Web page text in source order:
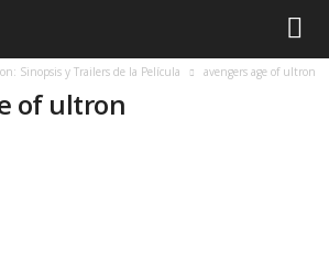
Sinopsis y Trailers de la Película avengers age of ultron
of ultron